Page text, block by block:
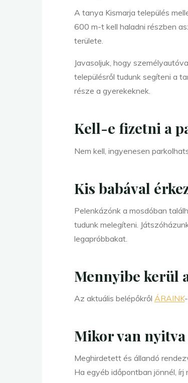
A tanya Kismarja település
600 m-t kell haladni részben
területe.
Javasoljuk, hogy
településről tudunk segíteni a
része a gyerekeknek.
Kell-e fizetni a
Nem kell, ingyenesen
Kis babával
Pelenkázónk a mosdóban
tudunk melegíteni.
legapróbbakat.
Mennyibe kerül
Az aktuális belépőkről ÁRAINK
Mikor van nyitva
Meghirdetett és állandó
Ha egyéb időpontban jönnél,